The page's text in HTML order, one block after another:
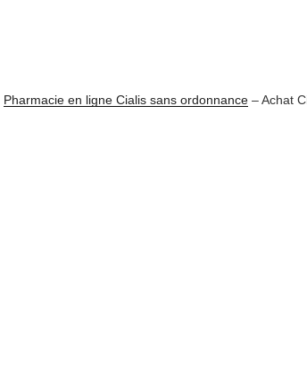
Pharmacie en ligne Cialis sans ordonnance – Achat